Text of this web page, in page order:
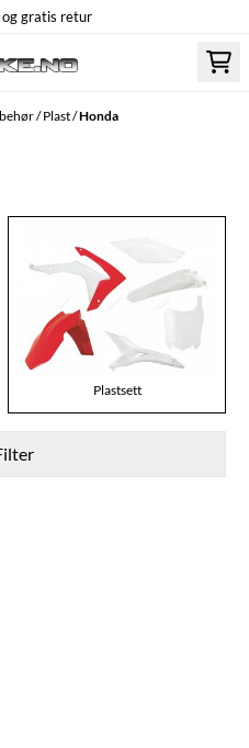
og gratis retur
/Plast/Honda
Plastsett